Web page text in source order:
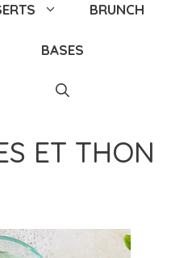
BRUNCH
BASES
ET THON